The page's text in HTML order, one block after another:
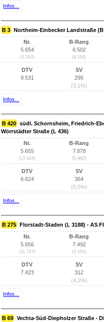
Infos...
B 3 Northeim-Einbecker Landstraße
Nr.
5.654
(3.163)
B-Rang
6.502
(4.118)
DTV
9.531
SV
295
(3,1%)
Infos...
B 420 südl. Schornsheim, Friedrich-
Wörrstädter Straße (L 436)
Nr.
5.655
(13.024)
B-Rang
7.878
(5.482)
DTV
6.624
SV
364
(5,5%)
Infos...
B 275 Florstadt-Staden (L 3188) - AS
Nr.
5.656
(11.727)
B-Rang
7.492
(5.101)
DTV
7.423
SV
312
(4,2%)
Infos...
B 69 Vechta-Süd-Diepholzer Straße -